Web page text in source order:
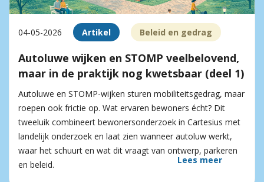
04-05-2026 Artikel Beleid en gedrag
Autoluwe wijken en STOMP veelbelovend,
maar in de praktijk nog kwetsbaar (deel 1)
Autoluwe en STOMP-wijken sturen mobiliteitsgedrag, maar
roepen ook frictie op. Wat ervaren bewoners écht? Dit
tweeluik combineert bewonersonderzoek in Cartesius met
landelijk onderzoek en laat zien wanneer autoluw werkt,
waar het schuurt en wat dit vraagt van ontwerp, parkeren
en beleid.
Lees meer